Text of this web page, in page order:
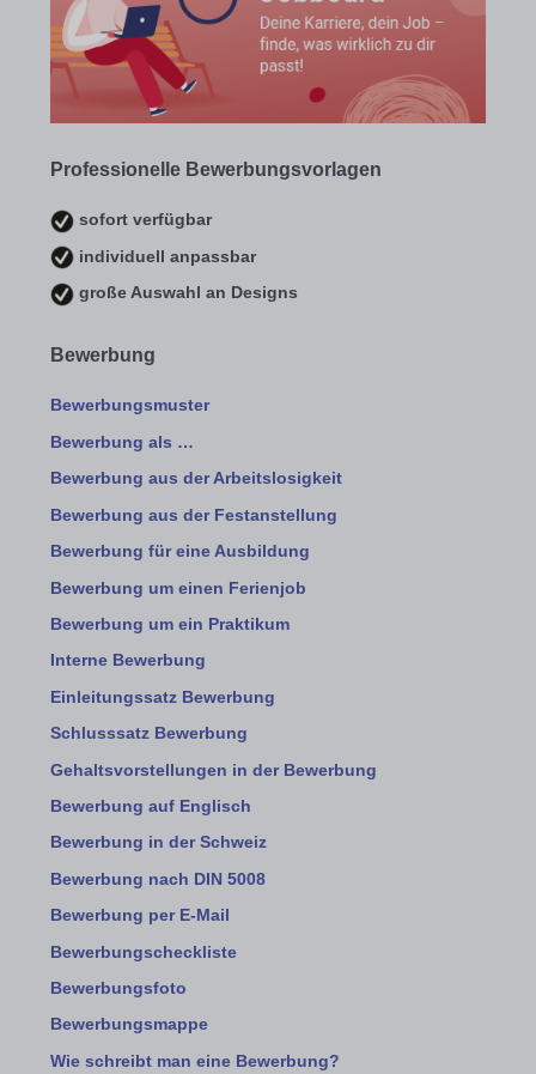
Professionelle Bewerbungsvorlagen
sofort verfügbar
individuell anpassbar
große Auswahl an Designs
Bewerbung
Bewerbungsmuster
Bewerbung als …
Bewerbung aus der Arbeitslosigkeit
Bewerbung aus der Festanstellung
Bewerbung für eine Ausbildung
Bewerbung um einen Ferienjob
Bewerbung um ein Praktikum
Interne Bewerbung
Einleitungssatz Bewerbung
Schlusssatz Bewerbung
Gehaltsvorstellungen in der Bewerbung
Bewerbung auf Englisch
Bewerbung in der Schweiz
Bewerbung nach DIN 5008
Bewerbung per E-Mail
Bewerbungscheckliste
Bewerbungsfoto
Bewerbungsmappe
Wie schreibt man eine Bewerbung?